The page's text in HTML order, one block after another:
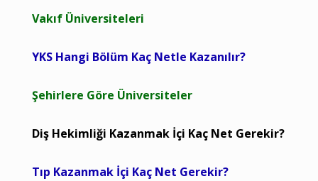
Vakıf Üniversiteleri
YKS Hangi Bölüm Kaç Netle Kazanılır?
Şehirlere Göre Üniversiteler
Diş Hekimliği Kazanmak İçi Kaç Net Gerekir?
Tıp Kazanmak İçi Kaç Net Gerekir?